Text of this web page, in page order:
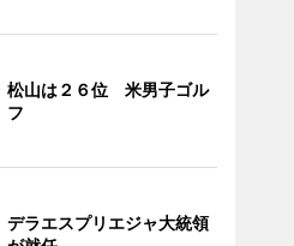
松山は２６位 米男子ゴル
フ
デラエスプリエジャ大統領